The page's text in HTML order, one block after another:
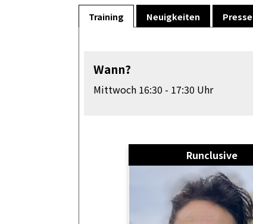
Training
Wann?
Mittwoch 16:30 - 17:30 Uhr
Runclusive
Neuigkeiten Presse